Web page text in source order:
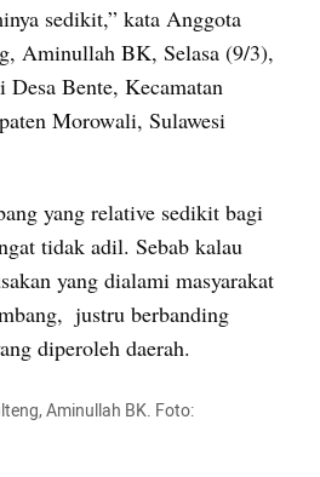
sedikit,” kata Anggota
Aminullah BK, Selasa (9/3),
Desa Bente, Kecamatan
Morowali, Sulawesi
yang relative sedikit bagi
tidak adil. Sebab kalau
yang dialami masyarakat
justru berbanding
diperoleh daerah.
Aminullah BK. Foto: